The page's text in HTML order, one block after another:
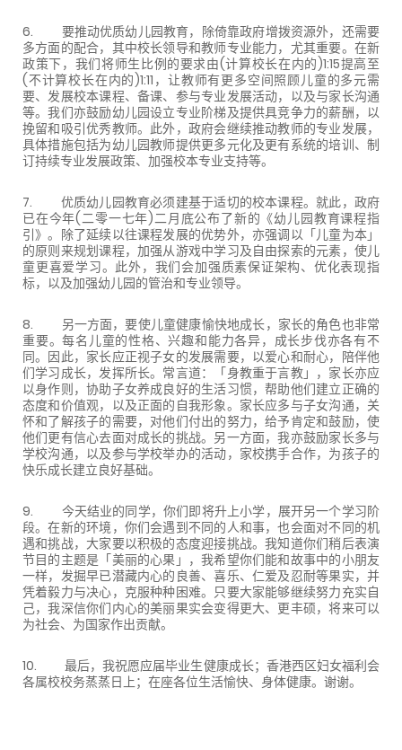
6. 要推动优质幼儿园教育，除倚靠政府增拨资源外，还需要
多方面的配合，其中校长领导和教师专业能力，尤其重要。在新
政策下，我们将师生比例的要求由(计算校长在内的)1:15提高至
(不计算校长在内的)1:11，让教师有更多空间照顾儿童的多元需
要、发展校本课程、备课、参与专业发展活动，以及与家长沟通
等。我们亦鼓励幼儿园设立专业阶梯及提供具竞争力的薪酬，以
挽留和吸引优秀教师。此外，政府会继续推动教师的专业发展，
具体措施包括为幼儿园教师提供更多元化及更有系统的培训、制
订持续专业发展政策、加强校本专业支持等。
7. 优质幼儿园教育必须建基于适切的校本课程。就此，政府
已在今年(二零一七年)二月底公布了新的《幼儿园教育课程指
引》。除了延续以往课程发展的优势外，亦强调以「儿童为本」
的原则来规划课程，加强从游戏中学习及自由探索的元素，使儿
童更喜爱学习。此外，我们会加强质素保证架构、优化表现指
标，以及加强幼儿园的管治和专业领导。
8. 另一方面，要使儿童健康愉快地成长，家长的角色也非常
重要。每名儿童的性格、兴趣和能力各异，成长步伐亦各有不
同。因此，家长应正视子女的发展需要，以爱心和耐心，陪伴他
们学习成长，发挥所长。常言道：「身教重于言教」，家长亦应
以身作则，协助子女养成良好的生活习惯，帮助他们建立正确的
态度和价值观，以及正面的自我形象。家长应多与子女沟通，关
怀和了解孩子的需要，对他们付出的努力，给予肯定和鼓励，使
他们更有信心去面对成长的挑战。另一方面，我亦鼓励家长多与
学校沟通，以及参与学校举办的活动，家校携手合作，为孩子的
快乐成长建立良好基础。
9. 今天结业的同学，你们即将升上小学，展开另一个学习阶
段。在新的环境，你们会遇到不同的人和事，也会面对不同的机
遇和挑战，大家要以积极的态度迎接挑战。我知道你们稍后表演
节目的主题是「美丽的心果」，我希望你们能和故事中的小朋友
一样，发掘早已潜藏内心的良善、喜乐、仁爱及忍耐等果实，并
凭着毅力与决心，克服种种困难。只要大家能够继续努力充实自
己，我深信你们内心的美丽果实会变得更大、更丰硕，将来可以
为社会、为国家作出贡献。
10. 最后，我祝愿应届毕业生健康成长；香港西区妇女福利会
各属校校务蒸蒸日上；在座各位生活愉快、身体健康。谢谢。